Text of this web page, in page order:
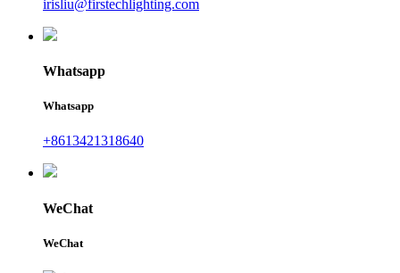
irisliu@firstechlighting.com
Whatsapp
Whatsapp
+8613421318640
WeChat
WeChat